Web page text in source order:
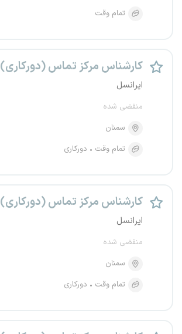
تمام وقت
کارشناس مرکز تماس (دورکاری)
ایرانسل
منقضی شده
سمنان
تمام وقت
دورکاری
کارشناس مرکز تماس (دورکاری)
ایرانسل
منقضی شده
سمنان
تمام وقت
دورکاری